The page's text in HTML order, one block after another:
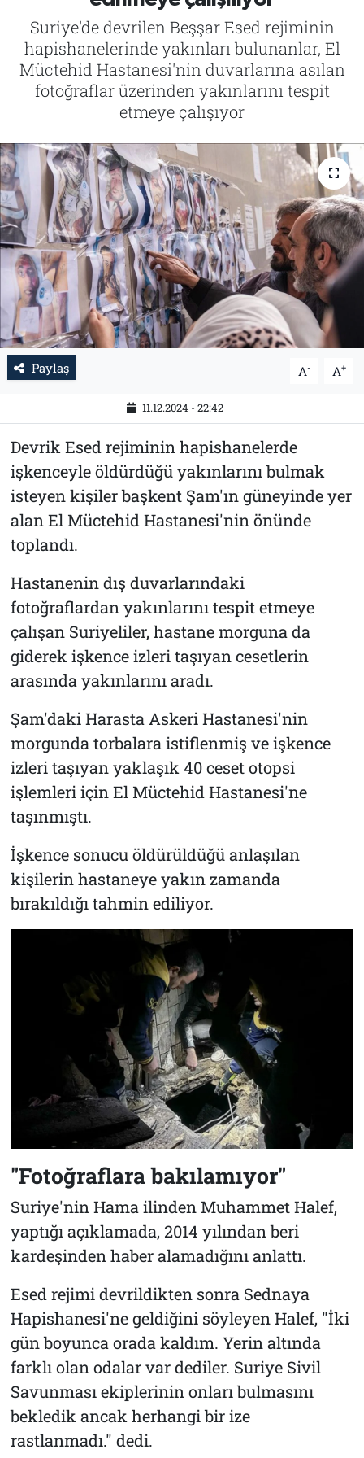
Suriye'de devrilen Beşşar Esed rejiminin
hapishanelerinde yakınları bulunanlar, El
Müctehid Hastanesi'nin duvarlarına asılan
fotoğraflar üzerinden yakınlarını tespit
etmeye çalışıyor
Paylaş A- A+
11.12.2024 - 22:42
Devrik Esed rejiminin hapishanelerde
işkenceyle öldürdüğü yakınlarını bulmak
isteyen kişiler başkent Şam'ın güneyinde yer
alan El Müctehid Hastanesi'nin önünde
toplandı.
Hastanenin dış duvarlarındaki
fotoğraflardan yakınlarını tespit etmeye
çalışan Suriyeliler, hastane morguna da
giderek işkence izleri taşıyan cesetlerin
arasında yakınlarını aradı.
Şam'daki Harasta Askeri Hastanesi'nin
morgunda torbalara istiflenmiş ve işkence
izleri taşıyan yaklaşık 40 ceset otopsi
işlemleri için El Müctehid Hastanesi'ne
taşınmıştı.
İşkence sonucu öldürüldüğü anlaşılan
kişilerin hastaneye yakın zamanda
bırakıldığı tahmin ediliyor.
"Fotoğraflara bakılamıyor"
Suriye'nin Hama ilinden Muhammet Halef,
yaptığı açıklamada, 2014 yılından beri
kardeşinden haber alamadığını anlattı.
Esed rejimi devrildikten sonra Sednaya
Hapishanesi'ne geldiğini söyleyen Halef, "İki
gün boyunca orada kaldım. Yerin altında
farklı olan odalar var dediler. Suriye Sivil
Savunması ekiplerinin onları bulmasını
bekledik ancak herhangi bir ize
rastlanmadı." dedi.
Tarih
İletişim
Künye